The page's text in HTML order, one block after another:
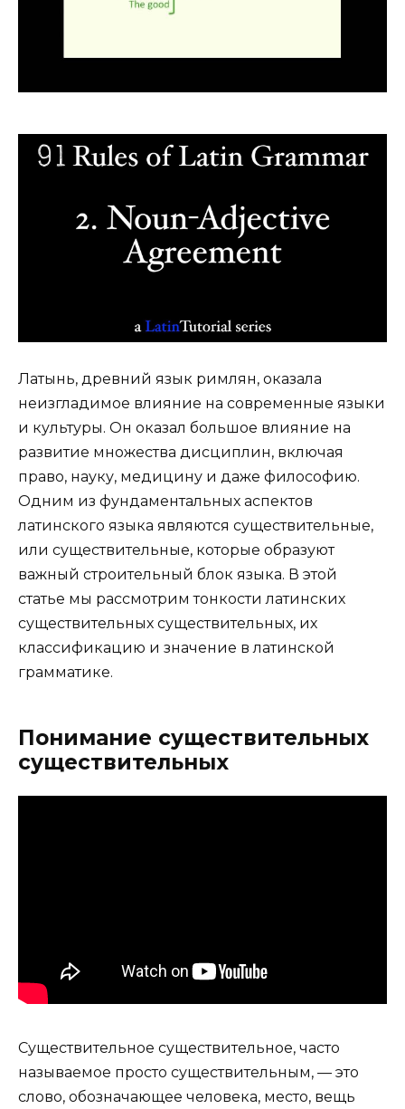
Латынь, древний язык римлян, оказала
неизгладимое влияние на современные языки
и культуры. Он оказал большое влияние на
развитие множества дисциплин, включая
право, науку, медицину и даже философию.
Одним из фундаментальных аспектов
латинского языка являются существительные,
или существительные, которые образуют
важный строительный блок языка. В этой
статье мы рассмотрим тонкости латинских
существительных существительных, их
классификацию и значение в латинской
грамматике.
Понимание существительных
существительных
Существительное существительное, часто
называемое просто существительным, — это
слово, обозначающее человека, место, вещь